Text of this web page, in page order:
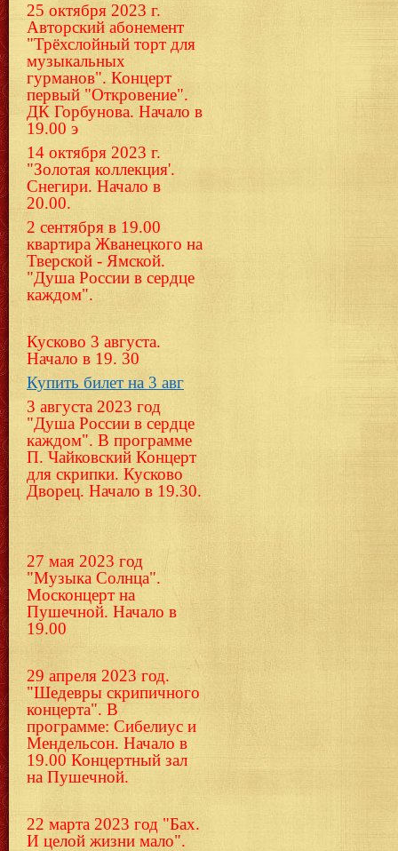
25 октября 2023 г.
Авторский абонемент
"Трёхслойный торт для
музыкальных
гурманов". Концерт
первый "Откровение".
ДК Горбунова. Начало в
19.00 э
14 октября 2023 г.
"Золотая коллекция'.
Снегири. Начало в
20.00.
2 сентября в 19.00
квартира Жванецкого на
Тверской - Ямской.
"Душа России в сердце
каждом".
Кусково 3 августа.
Начало в 19. 30
Купить билет на 3 авг
3 августа 2023 год
"Душа России в сердце
каждом". В программе
П. Чайковский Концерт
для скрипки. Кусково
Дворец. Начало в 19.30.
27 мая 2023 год
"Музыка Солнца".
Москонцерт на
Пушечной. Начало в
19.00
29 апреля 2023 год.
"Шедевры скрипичного
концерта". В
программе: Сибелиус и
Мендельсон. Начало в
19.00 Концертный зал
на Пушечной.
22 марта 2023 год "Бах.
И целой жизни мало".